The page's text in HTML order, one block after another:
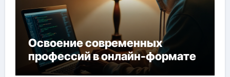
Освоение современных
профессий в онлайн-формате